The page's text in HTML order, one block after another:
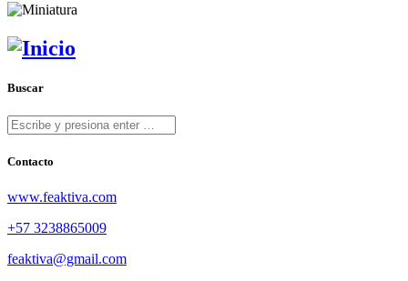
Buscar
Contacto
www.feaktiva.com
+57 3238865009
feaktiva@gmail.com